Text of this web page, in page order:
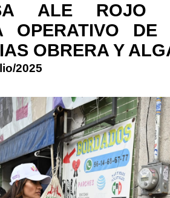
ALE
OPERATIVO DE
OBRERA Y
2025